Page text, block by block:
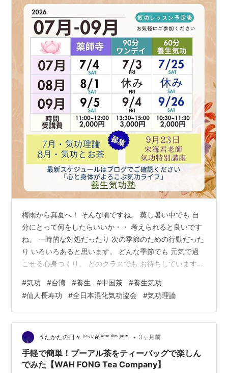
梅雨から真夏へ！ そんな頃ですね。 蒸し暑い中でも 自
分にとって何をしたらいいか・・ 考えられると良いです
ね。 一時的な対処だったり 次の季節のための行動だった
り いろいろあると思います。 どんな季節でも 元気で過
ごせる心身つくり。 どのクラスでも お待ちしています。
20:00ー21:30 zoom開催 ＜受講費＞4000円（一般の皆
さま）3000円（全日本混化気功協会会員）2000円（気
功インストラクター）＊気功インストラクター受講中も
含む 気功って何？と思っている方も もう少し人にうまく
説明したい方も どなたでも受講できます！ よけ…
#気功 #台湾 #養生 #中国茶 #養生気功
#仙人長寿功 #全日本混化気功協会 #気功理論
うたかたの日々 𓆸 ᴸ'éᶜᵘᵐᵉ ᵈᵉˢ ᴶᵒᵘʳˢ • 3ヶ月前
手軽で簡単！プーアル茶をティーバッグで楽しん
でみた【WAH FONG Tea Company】